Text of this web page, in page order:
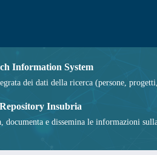
Information System
dei dati della ricerca (persone,
Insubria
documenta e dissemina le informazioni